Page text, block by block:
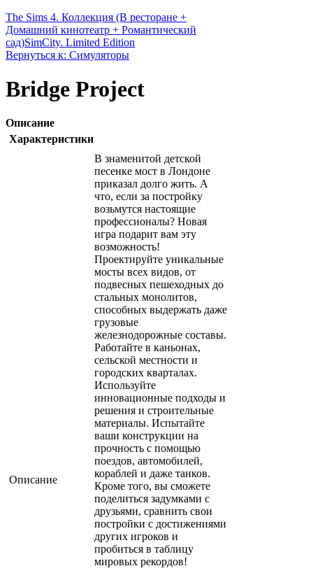
The Sims 4. Коллекция (В ресторане +
Домашний кинотеатр + Романтический
сад)SimCity. Limited Edition
Вернуться к: Симуляторы
Bridge Project
Описание
Характеристики
Описание
В знаменитой детской
песенке мост в Лондоне
приказал долго жить. А
что, если за постройку
возьмутся настоящие
профессионалы? Новая
игра подарит вам эту
возможность!
Проектируйте уникальные
мосты всех видов, от
подвесных пешеходных до
стальных монолитов,
способных выдержать даже
грузовые
железнодорожные составы.
Работайте в каньонах,
сельской местности и
городских кварталах.
Используйте
инновационные подходы и
решения и строительные
материалы. Испытайте
ваши конструкции на
прочность с помощью
поездов, автомобилей,
кораблей и даже танков.
Кроме того, вы сможете
поделиться задумками с
друзьями, сравнить свои
постройки с достижениями
других игроков и
пробиться в таблицу
мировых рекордов!